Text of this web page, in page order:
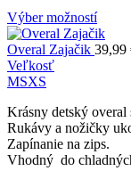
Výber možností
Overal Zajačik 39,99
Veľkosť
MSXS
Krásny detský overal
Rukávy a nožičky
Zapínanie na zips.
Vhodný do